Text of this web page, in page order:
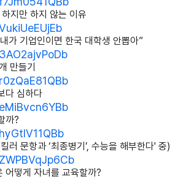
지만 하지 않는 이유
가 기업인이면 한국 대학생 안뽑아”
만들기
다 심하다
까?
문항과 ‘최종병기’, 수능을 해부한다' 중)
어떻게 자녀를 교육할까?